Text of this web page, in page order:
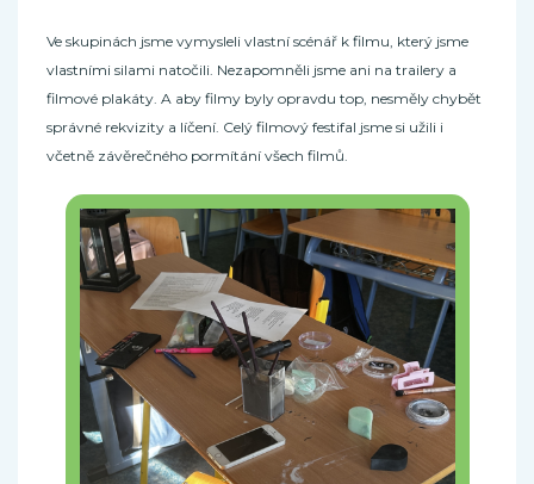
Ve skupinách jsme vymysleli vlastní scénář k filmu, který jsme
vlastními silami natočili. Nezapomněli jsme ani na trailery a
filmové plakáty. A aby filmy byly opravdu top, nesměly chybět
správné rekvizity a líčení. Celý filmový festifal jsme si užili i
včetně závěrečného pormítání všech filmů.